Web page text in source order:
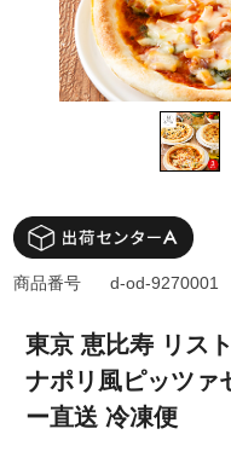
東京 恵比寿 リス
ナポリ風ピッツァ
ー直送 冷凍便
商品番号 d-od-9270001